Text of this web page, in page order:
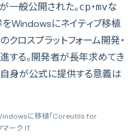
が一般公開された。cp・mvな
をWindowsにネイティブ移植
クロスプラットフォーム開発・
する。開発者が長年求めてき
身が公式に提供する意義は
Windowsに移植「Coreutils for
マーク IT